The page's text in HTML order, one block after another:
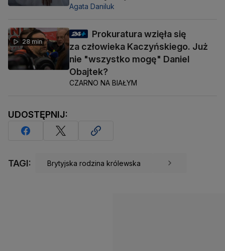
Agata Daniluk
28 min
Prokuratura wzięła się
za człowieka Kaczyńskiego. Już
nie "wszystko mogę" Daniel
Obajtek?
CZARNO NA BIAŁYM
UDOSTĘPNIJ:
TAGI: Brytyjska rodzina królewska